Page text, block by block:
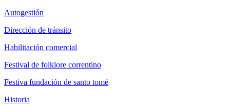
Autogestión
Dirección de tránsito
Habilitación comercial
Festival de folklore correntino
Festiva fundación de santo tomé
Historia